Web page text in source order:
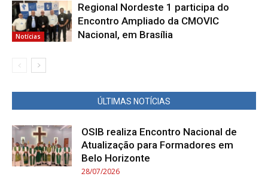
Notícias
Regional Nordeste 1 participa do
Encontro Ampliado da CMOVIC
Nacional, em Brasília
ÚLTIMAS NOTÍCIAS
OSIB realiza Encontro Nacional de
Atualização para Formadores em
Belo Horizonte
28/07/2026